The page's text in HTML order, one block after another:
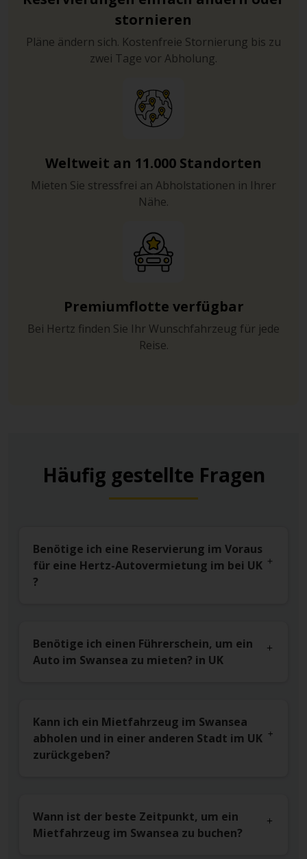
stornieren
Pläne ändern sich. Kostenfreie Stornierung bis zu
zwei Tage vor Abholung.
Weltweit an 11.000 Standorten
Mieten Sie stressfrei an Abholstationen in Ihrer
Nähe.
Premiumflotte verfügbar
Bei Hertz finden Sie Ihr Wunschfahrzeug für jede
Reise.
Häufig gestellte Fragen
Benötige ich eine Reservierung im Voraus
für eine Hertz-Autovermietung im bei UK
?
Benötige ich einen Führerschein, um ein
Auto im Swansea zu mieten? in UK
Kann ich ein Mietfahrzeug im Swansea
abholen und in einer anderen Stadt im UK
zurückgeben?
Wann ist der beste Zeitpunkt, um ein
Mietfahrzeug im Swansea zu buchen?